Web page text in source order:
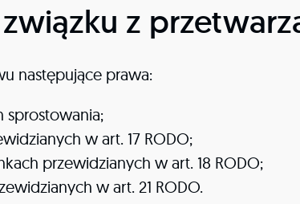
z
następujące prawa:
w art. 17 RODO;
przewidzianych w art. 18 RODO;
w art. 21 RODO.